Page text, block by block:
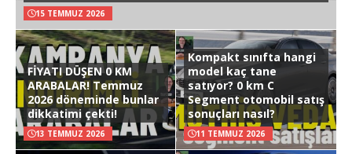
15 TEMMUZ 2026
FİYATI DÜŞEN 0 KM
ARABALAR! Temmuz
2026 döneminde bunlar
dikkatimi çekti!
13 TEMMUZ 2026
Kompakt sınıfta hangi
model kaç tane
satıyor? 0 km C
Segment otomobil satış
sonuçları nasıl?
11 TEMMUZ 2026